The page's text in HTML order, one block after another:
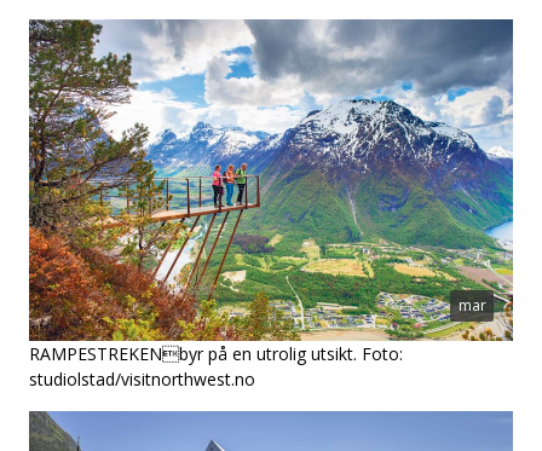
mar
RAMPESTREKENbyr på en utrolig utsikt. Foto:
studiolstad/visitnorthwest.no